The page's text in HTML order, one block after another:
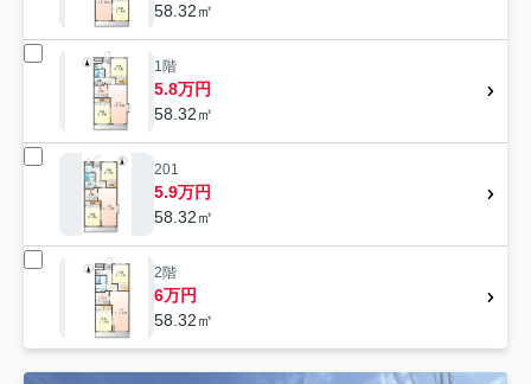
58.32㎡
1階
5.8万円
58.32㎡
201
5.9万円
58.32㎡
2階
6万円
58.32㎡